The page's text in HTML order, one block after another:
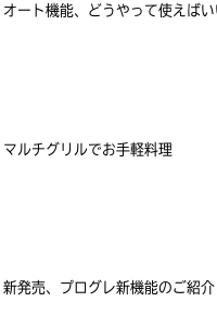
オート機能、どうやって使えばい
マルチグリルでお手軽料理
新発売、プログレ新機能のご紹介